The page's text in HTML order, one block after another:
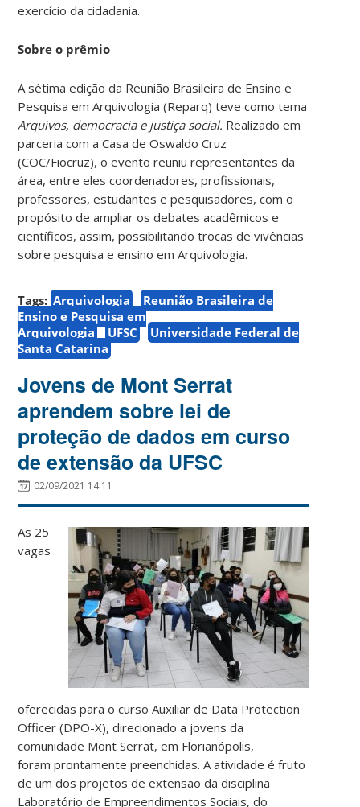
exercício da cidadania.
Sobre o prêmio
A sétima edição da Reunião Brasileira de Ensino e
Pesquisa em Arquivologia (Reparq) teve como tema
Arquivos, democracia e justiça social. Realizado em
parceria com a Casa de Oswaldo Cruz
(COC/Fiocruz), o evento reuniu representantes da
área, entre eles coordenadores, profissionais,
professores, estudantes e pesquisadores, com o
propósito de ampliar os debates acadêmicos e
científicos, assim, possibilitando trocas de vivências
sobre pesquisa e ensino em Arquivologia.
Tags: Arquivologia
Reunião Brasileira de
Ensino e Pesquisa em
Arquivologia
UFSC
Universidade Federal de
Santa Catarina
Jovens de Mont Serrat
aprendem sobre lei de
proteção de dados em curso
de extensão da UFSC
02/09/2021 14:11
As 25
vagas
oferecidas para o curso Auxiliar de Data Protection
Officer (DPO-X), direcionado a jovens da
comunidade Mont Serrat, em Florianópolis,
foram prontamente preenchidas. A atividade é fruto
de um dos projetos de extensão da disciplina
Laboratório de Empreendimentos Sociais, do